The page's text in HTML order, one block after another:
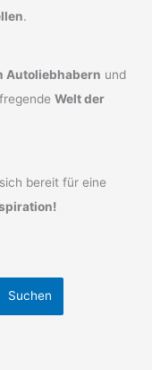
.
Autoliebhabern und
Welt der
bereit für eine
Suchen